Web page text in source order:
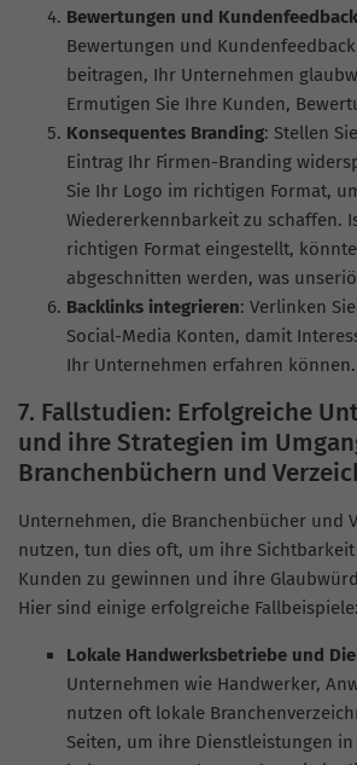
Bewertungen und Kundenfeedback
Bewertungen und
beitragen, Ihr Unternehmen
Ermutigen Sie Ihre Kunden,
Konsequentes Branding: Stellen
Eintrag Ihr Firmen-Branding
Sie Ihr Logo im richtigen Format,
Wiedererkennbarkeit zu schaffen.
richtigen Format eingestellt,
abgeschnitten werden, was
Backlinks integrieren: Verlinken
Social-Media Konten, damit
Ihr Unternehmen erfahren können.
7. Fallstudien: Erfolgreiche
und ihre Strategien im
Branchenbüchern und
Unternehmen, die Branchenbücher und
nutzen, tun dies oft, um ihre
Kunden zu gewinnen und ihre
Hier sind einige erfolgreiche Fallbeispiele:
Lokale Handwerksbetriebe und
Unternehmen wie Handwerker,
nutzen oft lokale
Seiten, um ihre Dienstleistungen